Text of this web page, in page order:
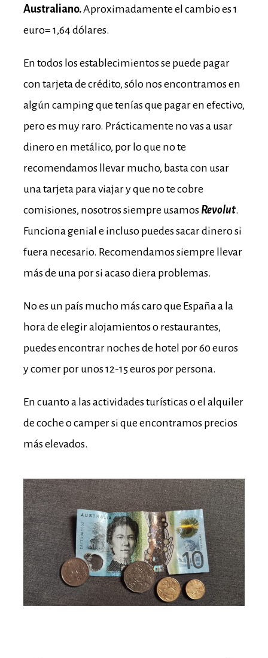
Australiano.Aproximadamente el cambio es 1
euro= 1,64 dólares.
En todos los establecimientos se puede pagar
con tarjeta de crédito, sólo nos encontramos en
algún camping que tenías que pagar en efectivo,
pero es muy raro. Prácticamente no vas a usar
dinero en metálico, por lo que no te
recomendamos llevar mucho, basta con usar
una tarjeta para viajar y que no te cobre
comisiones, nosotros siempre usamos Revolut.
Funciona genial e incluso puedes sacar dinero si
fuera necesario. Recomendamos siempre llevar
más de una por si acaso diera problemas.
No es un país mucho más caro que España a la
hora de elegir alojamientos o restaurantes,
puedes encontrar noches de hotel por 60 euros
y comer por unos 12-15 euros por persona.
En cuanto a las actividades turísticas o el alquiler
de coche o camper si que encontramos precios
más elevados.